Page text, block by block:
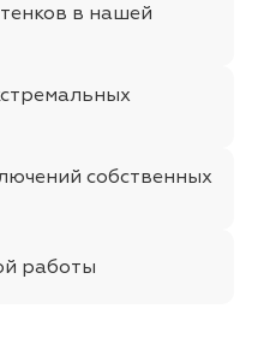
в нашей
собственных
работы